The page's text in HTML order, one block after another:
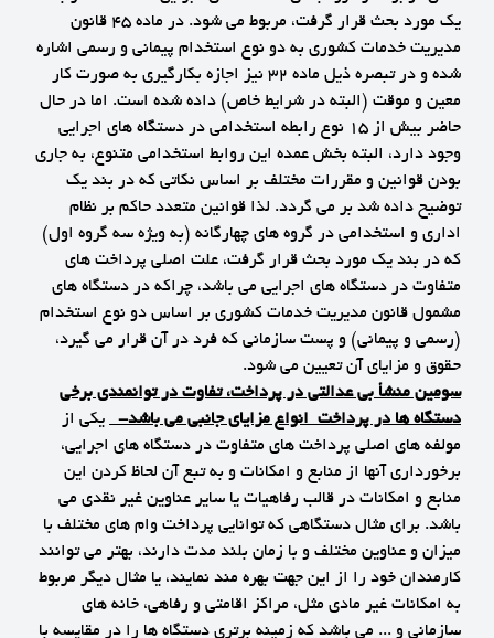
یک مورد بحث قرار گرفت، مربوط می شود. در ماده 45 قانون
مدیریت خدمات کشوری به دو نوع استخدام پیمانی و رسمی اشاره
شده و در تبصره ذیل ماده 32 نیز اجازه بکارگیری به صورت کار
معین و موقت (البته در شرایط خاص) داده شده است. اما در حال
حاضر بیش از 15 نوع رابطه استخدامی در دستگاه های اجرایی
وجود دارد، البته بخش عمده این روابط استخدامی متنوع، به جاری
بودن قوانین و مقررات مختلف بر اساس نکاتی که در بند یک
توضیح داده شد بر می گردد. لذا قوانین متعدد حاکم بر نظام
اداری و استخدامی در گروه های چهارگانه (به ویژه سه گروه اول)
که در بند یک مورد بحث قرار گرفت، علت اصلی پرداخت های
متفاوت در دستگاه های اجرایی می باشد، چراکه در دستگاه های
مشمول قانون مدیریت خدمات کشوری بر اساس دو نوع استخدام
(رسمی و پیمانی) و پست سازمانی که فرد در آن قرار می گیرد،
حقوق و مزایای آن تعیین می شود.
سومین منشأ بی عدالتی در پرداخت، تفاوت در توانمندی برخی
دستگاه ها در پرداخت انواع مزایای جانبی می باشد- یکی از
مولفه های اصلی پرداخت های متفاوت در دستگاه های اجرایی،
برخورداری آنها از منابع و امکانات و به تبع آن لحاظ کردن این
منابع و امکانات در قالب رفاهیات یا سایر عناوین غیر نقدی می
باشد. برای مثال دستگاهی که توانایی پرداخت وام های مختلف با
میزان و عناوین مختلف و با زمان بلند مدت دارند، بهتر می توانند
کارمندان خود را از این جهت بهره مند نمایند، یا مثال دیگر مربوط
به امکانات غیر مادی مثل، مراکز اقامتی و رفاهی، خانه های
سازمانی و ... می باشد که زمینه برتری دستگاه ها را در مقایسه با